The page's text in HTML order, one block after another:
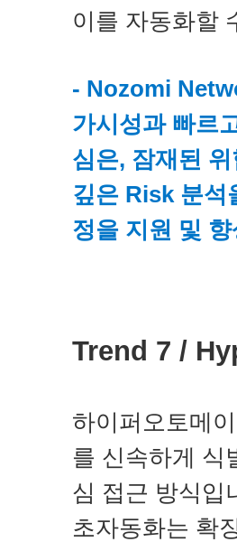
이를 자동화할
- Nozomi
가시성과 빠르
심은, 잠재된
깊은 Risk 분석
정을 지원 및
Trend 7 /
하이퍼오토메
를 신속하게 식
심 접근 방식입
초자동화는 확